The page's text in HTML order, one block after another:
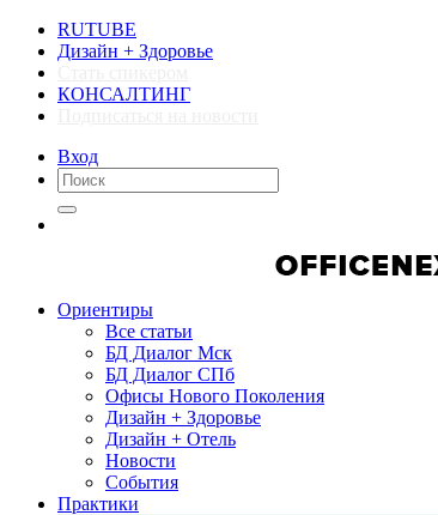
RUTUBE
Дизайн + Здоровье
КОНСАЛТИНГ
Вход
Ориентиры
Все статьи
БД Диалог Мск
БД Диалог СПб
Офисы Нового Поколения
Дизайн + Здоровье
Дизайн + Отель
Новости
События
Практики